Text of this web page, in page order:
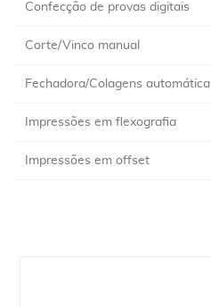
Confecção de provas digitais
Corte/Vinco manual
Fechadora/Colagens automática
Impressões em flexografia
Impressões em offset